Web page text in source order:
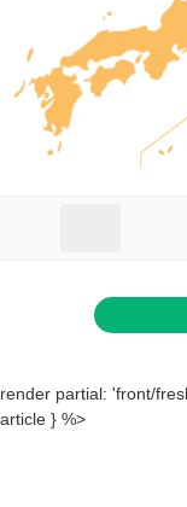
render partial: 'front/
article } %>